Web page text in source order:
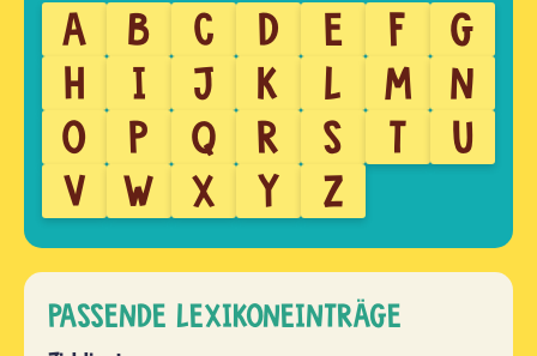
A B C D E F
G
H
I J K L M
N
O
P Q R S T
U
V
W X Y Z
PASSENDE LEXIKONEINTRÄGE